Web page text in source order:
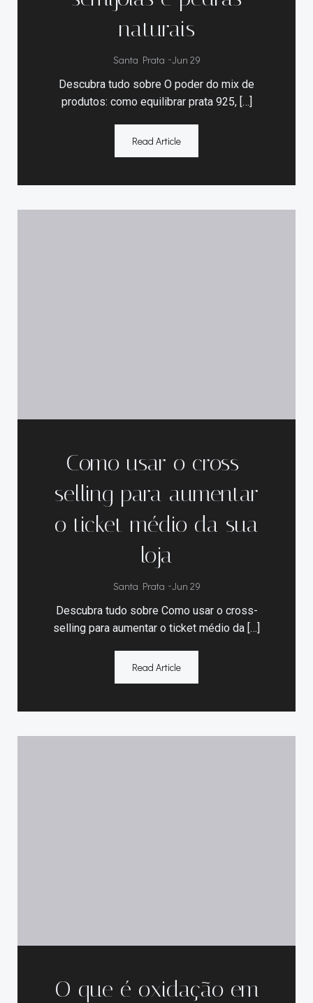
naturais
Santa Prata -Jun 29
Descubra tudo sobre O poder do mix de
produtos: como equilibrar prata 925, […]
Read Article
Como usar o cross-
selling para aumentar
o ticket médio da sua
loja
Santa Prata -Jun 29
Descubra tudo sobre Como usar o cross-
selling para aumentar o ticket médio da […]
Read Article
O que é oxidação em